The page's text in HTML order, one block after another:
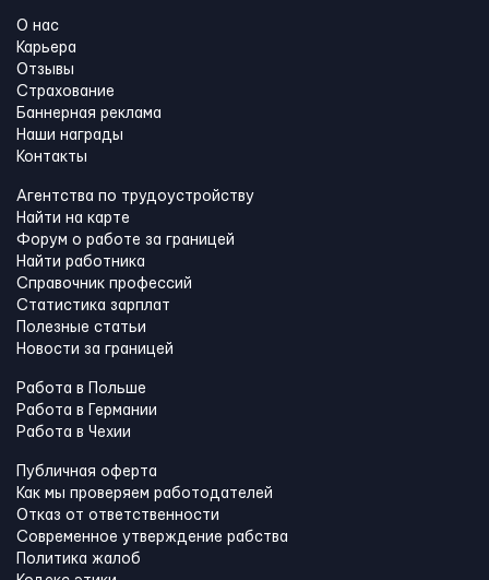
О нас
Карьера
Отзывы
Страхование
Баннерная реклама
Наши награды
Контакты
Агентства по трудоустройству
Найти на карте
Форум о работе за границей
Найти работника
Справочник профессий
Статистика зарплат
Полезные статьи
Новости за границей
Работа в Польше
Работа в Германии
Работа в Чехии
Публичная оферта
Как мы проверяем работодателей
Отказ от ответственности
Современное утверждение рабства
Политика жалоб